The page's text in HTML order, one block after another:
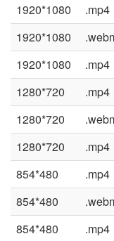
1920*1080
.mp4
1920*1080
1920*1080
.mp4
1280*720
.mp4
1280*720
1280*720
.mp4
854*480
.mp4
854*480
854*480
.mp4